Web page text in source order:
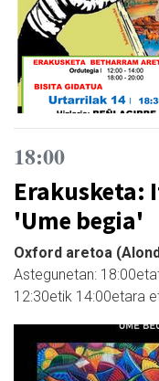
18:00
Erakusketa:
'Ume begia'
Oxford aretoa
Astegunetan:
12:30etik 14:00etara